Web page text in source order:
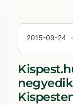
2015-09-24